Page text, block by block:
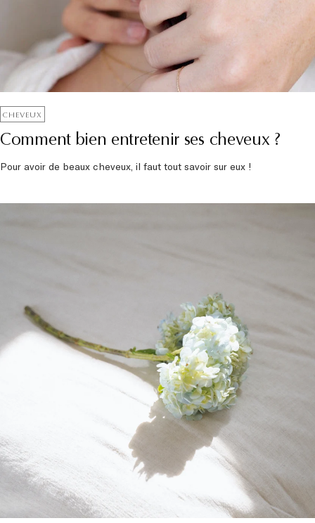
CHEVEUX
Comment bien entretenir ses cheveux ?
Pour avoir de beaux cheveux, il faut tout savoir sur eux !